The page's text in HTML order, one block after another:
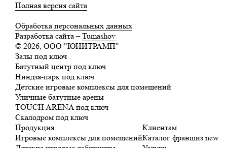
Полная версия сайта
Обработка персональных данных
Разработка сайта –Tumashov
© 2026, ООО "ЮНИТРАМП"
Залы под ключ
Батутный центр под ключ
Ниндзя-парк под ключ
Детские игровые комплексы для помещений
Уличные батутные арены
TOUCH ARENA под ключ
Скалодром под ключ
Продукция
Игровые комплексы для помещений
Клиентам
Каталог франшиз new